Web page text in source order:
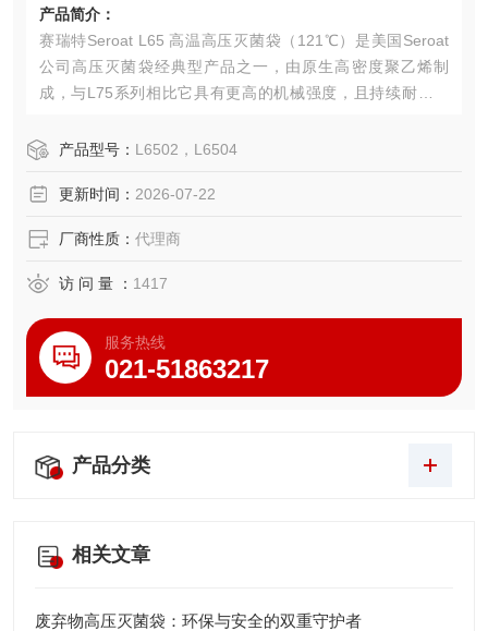
产品简介：
赛瑞特Seroat L65 高温高压灭菌袋（121℃）是美国Seroat
公司高压灭菌袋经典型产品之一，由原生高密度聚乙烯制
成，与L75系列相比它具有更高的机械强度，且持续耐温更
1℃（250°F）高温蒸汽，它也可以重复利用（灭菌非一次性
耗材
产品型号： L6502，L6504
更新时间： 2026-07-22
厂商性质： 代理商
访 问 量 ： 1417
服务热线
021-51863217
产品分类
相关文章
废弃物高压灭菌袋：环保与安全的双重守护者